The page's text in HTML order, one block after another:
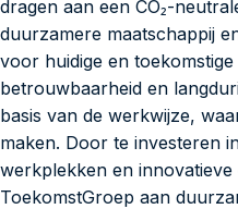
dragen aan een CO₂-
duurzamere maatschappij
voor huidige en
betrouwbaarheid en
basis van de werkwijze,
maken. Door te investeren
werkplekken en
ToekomstGroep aan